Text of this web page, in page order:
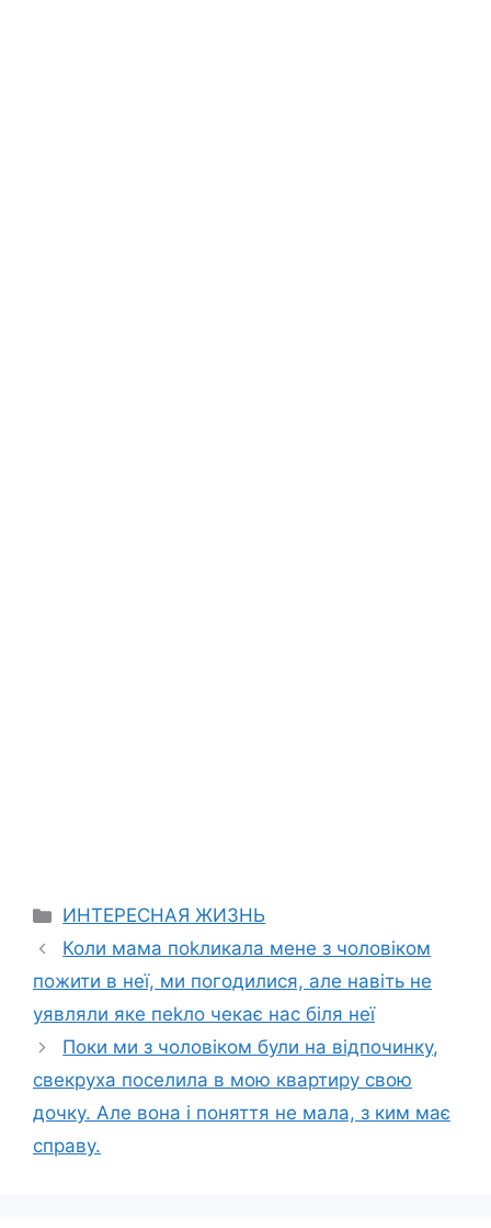
Categories
ИНТЕРЕСНАЯ ЖИЗНЬ
Коли мама поkликала мене з чоловіком
пожити в неї, ми погодилися, але навіть не
уявляли яке пеkло чекає нас біля неї
Поки ми з чоловіком були на відпочинку,
свекруха поселила в мою квартиру свою
дочку. Але вона і поняття не мала, з ким має
справу.